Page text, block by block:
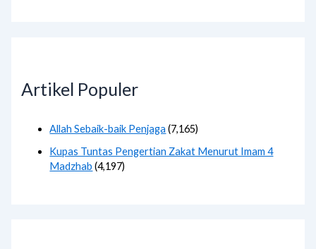
Artikel Populer
Allah Sebaik-baik Penjaga (7,165)
Kupas Tuntas Pengertian Zakat Menurut Imam 4
Madzhab (4,197)